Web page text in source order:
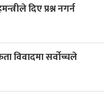
दिए प्रश्न नगर्न
विवादमा सर्वोच्चले